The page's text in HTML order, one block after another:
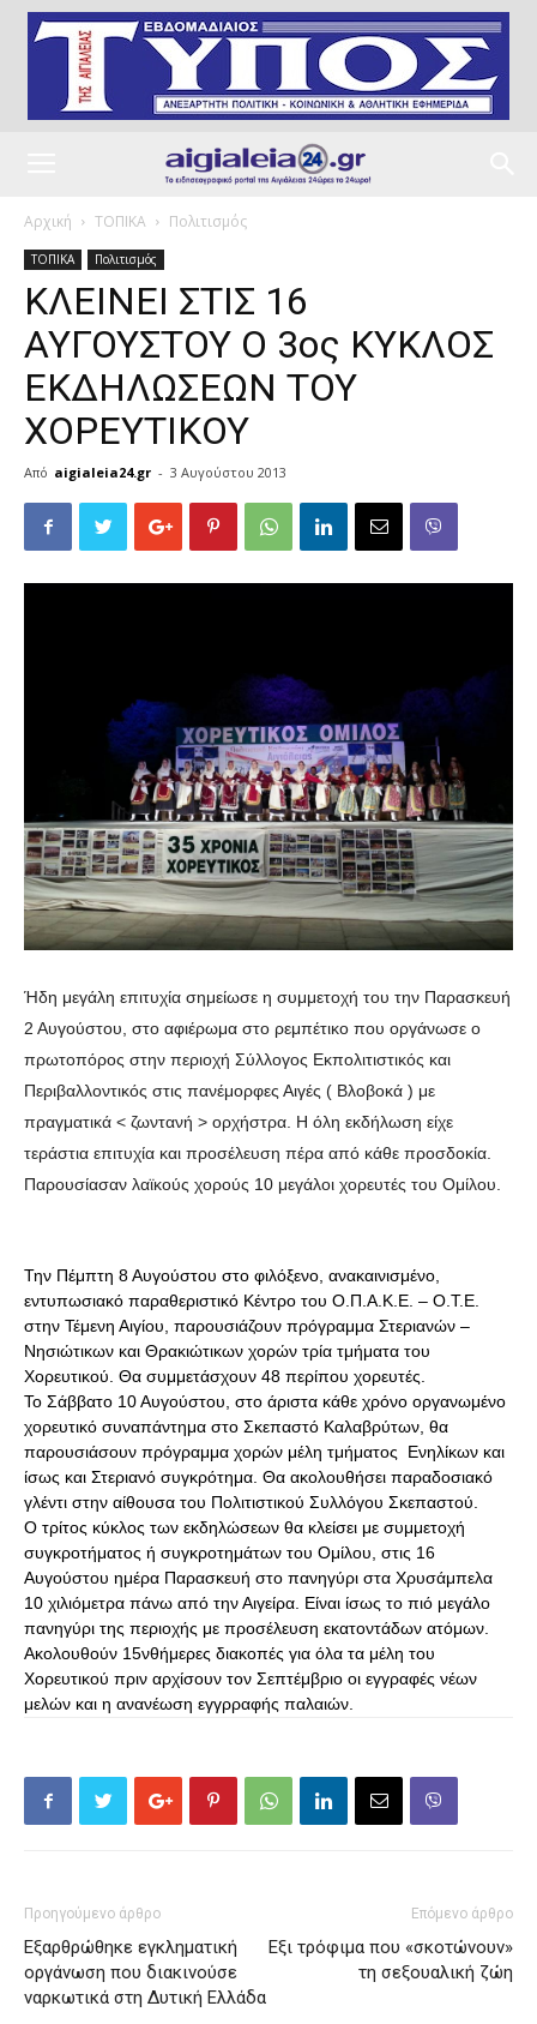
Αρχική ΤΟΠΙΚΑ Πολιτισμός
ΤΟΠΙΚΑ Πολιτισμός
ΚΛΕΙΝΕΙ ΣΤΙΣ 16
ΑΥΓΟΥΣΤΟΥ Ο 3ος ΚΥΚΛΟΣ
ΕΚΔΗΛΩΣΕΩΝ ΤΟΥ
ΧΟΡΕΥΤΙΚΟΥ
Από aigialeia24.gr - 3 Αυγούστου 2013
Ήδη μεγάλη επιτυχία σημείωσε η συμμετοχή του την Παρασκευή
2 Αυγούστου, στο αφιέρωμα στο ρεμπέτικο που οργάνωσε ο
πρωτοπόρος στην περιοχή Σύλλογος Εκπολιτιστικός και
Περιβαλλοντικός στις πανέμορφες Αιγές ( Βλοβοκά ) με
πραγματικά < ζωντανή > ορχήστρα. Η όλη εκδήλωση είχε
τεράστια επιτυχία και προσέλευση πέρα από κάθε προσδοκία.
Παρουσίασαν λαϊκούς χορούς 10 μεγάλοι χορευτές του Ομίλου.
Την Πέμπτη 8 Αυγούστου στο φιλόξενο, ανακαινισμένο,
εντυπωσιακό παραθεριστικό Κέντρο του Ο.Π.Α.Κ.Ε. – Ο.Τ.Ε.
στην Τέμενη Αιγίου, παρουσιάζουν πρόγραμμα Στεριανών –
Νησιώτικων και Θρακιώτικων χορών τρία τμήματα του
Χορευτικού. Θα συμμετάσχουν 48 περίπου χορευτές.
Το Σάββατο 10 Αυγούστου, στο άριστα κάθε χρόνο οργανωμένο
χορευτικό συναπάντημα στο Σκεπαστό Καλαβρύτων, θα
παρουσιάσουν πρόγραμμα χορών μέλη τμήματος Ενηλίκων και
ίσως και Στεριανό συγκρότημα. Θα ακολουθήσει παραδοσιακό
γλέντι στην αίθουσα του Πολιτιστικού Συλλόγου Σκεπαστού.
Ο τρίτος κύκλος των εκδηλώσεων θα κλείσει με συμμετοχή
συγκροτήματος ή συγκροτημάτων του Ομίλου, στις 16
Αυγούστου ημέρα Παρασκευή στο πανηγύρι στα Χρυσάμπελα
10 χιλιόμετρα πάνω από την Αιγείρα. Είναι ίσως το πιό μεγάλο
πανηγύρι της περιοχής με προσέλευση εκατοντάδων ατόμων.
Ακολουθούν 15νθήμερες διακοπές για όλα τα μέλη του
Χορευτικού πριν αρχίσουν τον Σεπτέμβριο οι εγγραφές νέων
μελών και η ανανέωση εγγρραφής παλαιών.
Προηγούμενο άρθρο
Εξαρθρώθηκε εγκληματική
οργάνωση που διακινούσε
ναρκωτικά στη Δυτική Ελλάδα
Επόμενο άρθρο
Εξι τρόφιμα που «σκοτώνουν»
τη σεξουαλική ζώη